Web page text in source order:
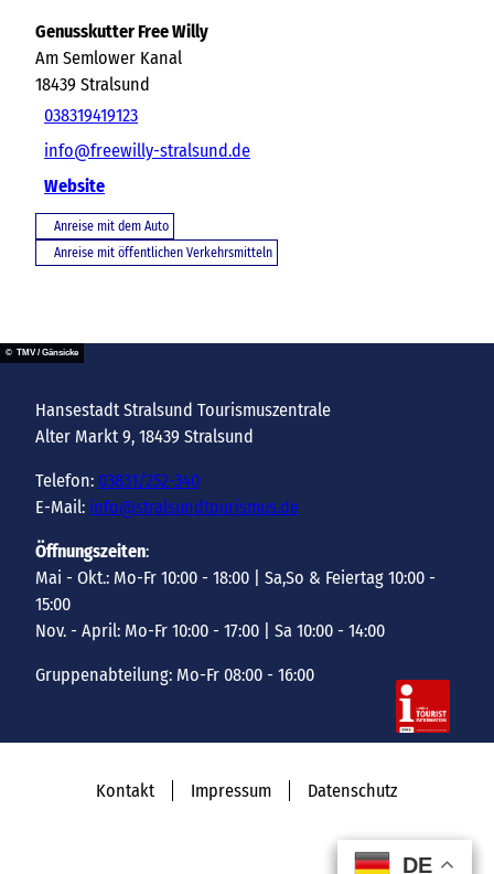
Genusskutter Free Willy
Am Semlower Kanal
18439 Stralsund
038319419123
info@freewilly-stralsund.de
Website
Anreise mit dem Auto
Anreise mit öffentlichen Verkehrsmitteln
© TMV / Gänsicke
Hansestadt Stralsund Tourismuszentrale
Alter Markt 9, 18439 Stralsund
Telefon: 03831/252-340
E-Mail: info@stralsundtourismus.de
Öffnungszeiten:
Mai - Okt.: Mo-Fr 10:00 - 18:00 | Sa,So & Feiertag 10:00 -
15:00
Nov. - April: Mo-Fr 10:00 - 17:00 | Sa 10:00 - 14:00
Gruppenabteilung: Mo-Fr 08:00 - 16:00
DE
DE
Kontakt Impressum Datenschutz
DE
DE